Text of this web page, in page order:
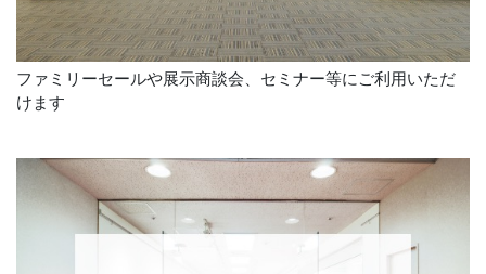
(公開日：2024年9月1日)
「交通会館マルシェ」は毎週土日祝１階ピロティにて開催
しております。 開催概要 ■開 催 日：毎週土日祝日 ■開...
ファミリーセールや展示商談会、セミナー等にご利用いただ
けます